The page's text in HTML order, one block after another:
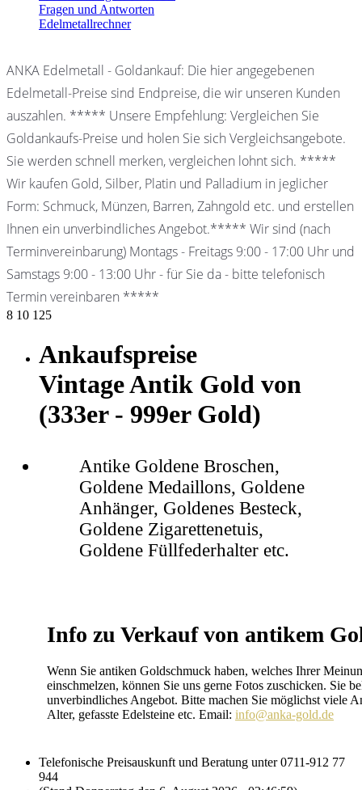
Fragen und Antworten
Edelmetallrechner
ANKA Edelmetall - Goldankauf: Die hier angegebenen
Edelmetall-Preise sind Endpreise, die wir unseren Kunden
auszahlen. ***** Unsere Empfehlung: Vergleichen Sie
Goldankaufs-Preise und holen Sie sich Vergleichsangebote.
Sie werden schnell merken, vergleichen lohnt sich. *****
Wir kaufen Gold, Silber, Platin und Palladium in jeglicher
Form: Schmuck, Münzen, Barren, Zahngold etc. und erstellen
Ihnen ein unverbindliches Angebot.***** Wir sind (nach
Terminvereinbarung) Montags - Freitags 9:00 - 17:00 Uhr und
Samstags 9:00 - 13:00 Uhr - für Sie da - bitte telefonisch
Termin vereinbaren *****
8 10 125
Ankaufspreise
Vintage Antik Gold von
(333er - 999er Gold)
Antike Goldene Broschen,
Goldene Medaillons, Goldene
Anhänger, Goldenes Besteck,
Goldene Zigarettenetuis,
Goldene Füllfederhalter etc.
Info zu Verkauf von antikem
Wenn Sie antiken Goldschmuck haben, welches Ihrer
einschmelzen, können Sie uns gerne Fotos zuschicken. Sie
unverbindliches Angebot. Bitte machen Sie möglichst viele
Alter, gefasste Edelsteine etc. Email: info@anka-gold.de
Telefonische Preisauskunft und Beratung unter 0711-912 77
944